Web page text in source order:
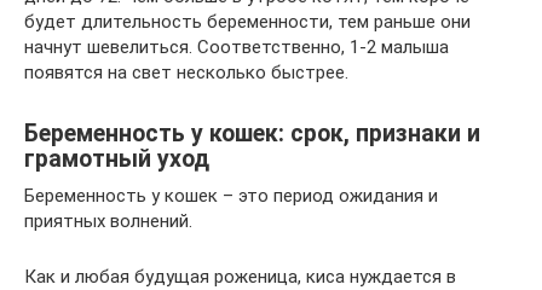
будет длительность беременности, тем раньше они
начнут шевелиться. Соответственно, 1-2 малыша
появятся на свет несколько быстрее.
Беременность у кошек: срок, признаки и
грамотный уход
Беременность у кошек – это период ожидания и
приятных волнений.
Как и любая будущая роженица, киса нуждается в